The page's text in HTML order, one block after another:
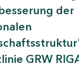
der
GRW